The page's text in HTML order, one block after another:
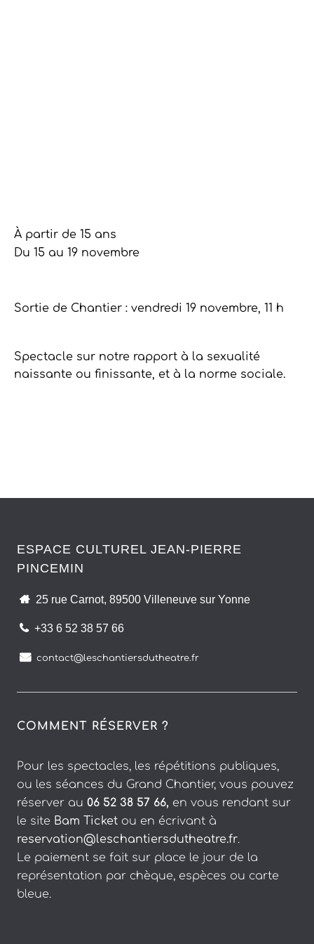
À partir de 15 ans
Du 15 au 19 novembre
Sortie de Chantier : vendredi 19 novembre, 11 h
Spectacle sur notre rapport à la sexualité
naissante ou finissante, et à la norme sociale.
ESPACE CULTUREL JEAN-PIERRE
PINCEMIN
25 rue Carnot, 89500 Villeneuve sur Yonne
+33 6 52 38 57 66
contact@leschantiersdutheatre.fr
COMMENT RÉSERVER ?
Pour les spectacles, les répétitions publiques,
ou les séances du Grand Chantier, vous pouvez
réserver au06 52 38 57 66, en vous rendant sur
le site Bam Ticket ou en écrivant à
reservation@leschantiersdutheatre.fr.
Le paiement se fait sur place le jour de la
représentation par chèque, espèces ou carte
bleue.